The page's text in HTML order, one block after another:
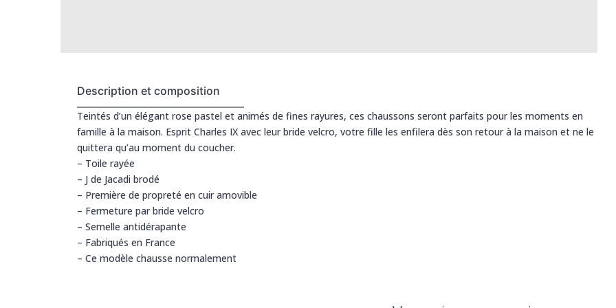
Description et composition
Teintés d’un élégant rose pastel et animés de fines rayures, ces chaussons seront parfaits pour les moments en
famille à la maison. Esprit Charles IX avec leur bride velcro, votre fille les enfilera dès son retour à la maison et ne le
quittera qu’au moment du coucher.
– Toile rayée
– J de Jacadi brodé
– Première de propreté en cuir amovible
– Fermeture par bride velcro
– Semelle antidérapante
– Fabriqués en France
– Ce modèle chausse normalement